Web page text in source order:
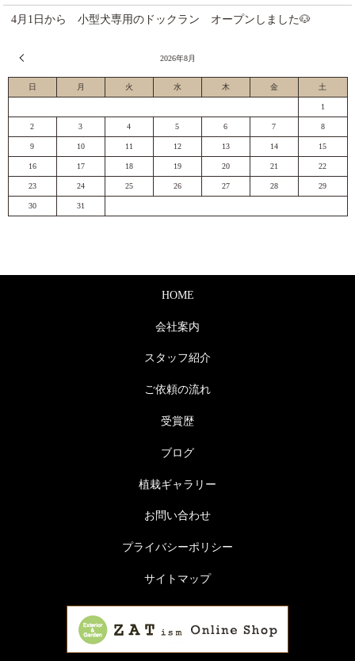
4月1日から 小型犬専用のドックラン オープンしました🐶
2026年8月
日 月 火 水 木 金 土
1
2 3 4 5 6 7 8
9 10 11 12 13 14 15
16 17 18 19 20 21 22
23 24 25 26 27 28 29
30 31
HOME
会社案内
スタッフ紹介
ご依頼の流れ
受賞歴
ブログ
植栽ギャラリー
お問い合わせ
プライバシーポリシー
サイトマップ